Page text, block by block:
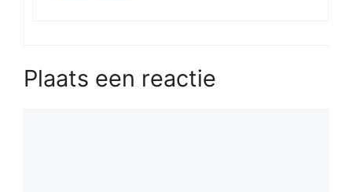
Plaats een reactie